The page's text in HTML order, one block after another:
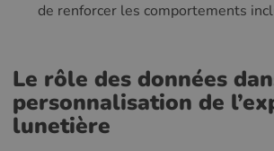
de renforcer les comportements
Le rôle des données
personnalisation de
lunetière